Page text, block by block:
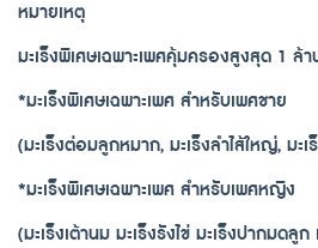
หมายเหตุ
มะเร็งพิเศษเฉพาะเพศคุ้มครองสูงสุด 1 ล้
*มะเร็งพิเศษเฉพาะเพศ สำหรับเพศชาย
(มะเร็งต่อมลูกหมาก, มะเร็งลำไส้ใหญ่, มะ
*มะเร็งพิเศษเฉพาะเพศ สำหรับเพศหญิง
(มะเร็งเต้านม มะเร็งรังไข่ มะเร็งปากมดลู